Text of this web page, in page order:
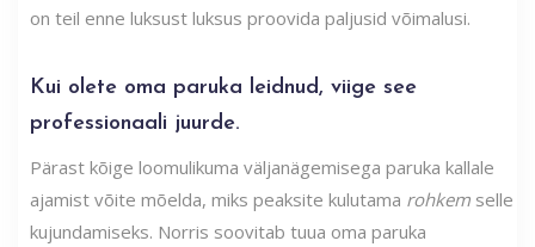
on teil enne luksust luksus proovida paljusid võimalusi.
Kui olete oma paruka leidnud, viige see
professionaali juurde.
Pärast kõige loomulikuma väljanägemisega paruka kallale
ajamist võite mõelda, miks peaksite kulutama rohkem selle
kujundamiseks. Norris soovitab tuua oma paruka